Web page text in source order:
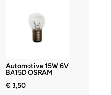
Automotive 15W 6V
BA15D OSRAM
€ 3,50